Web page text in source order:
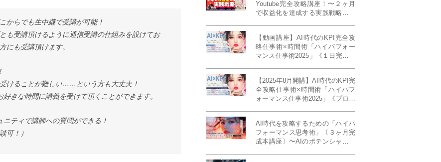
からでも生中継で受講が可能！
も受講頂けるように通信受講の仕組みを設けてお
にも受講頂けます。
けることが難しい……という方も大丈夫！
きな時間に講義を受けて頂くことができます。
ティで講師への質問ができる！
可！）
Youtube完全攻略講座！〜２ヶ月
で収益化を達成する実践戦略！ゲ
発信力養成ラボNEO》
【動画講座】AI時代のKPI完全攻
略仕事術×時間術「ハイパフォー
マンス仕事術2025」《１日完成特
【2025年8月開講】AI時代のKPI完
全攻略仕事術×時間術「ハイパフ
ォーマンス仕事術2025」《プロフ
AI時代を攻略するための「ハイパ
フォーマンス思考術」〔３ヶ月完
成本講座〕〜AIのポテンシャルを